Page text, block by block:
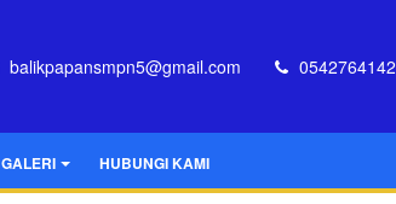
balikpapansmpn5@gmail.com 0542764142
GALERI HUBUNGI KAMI